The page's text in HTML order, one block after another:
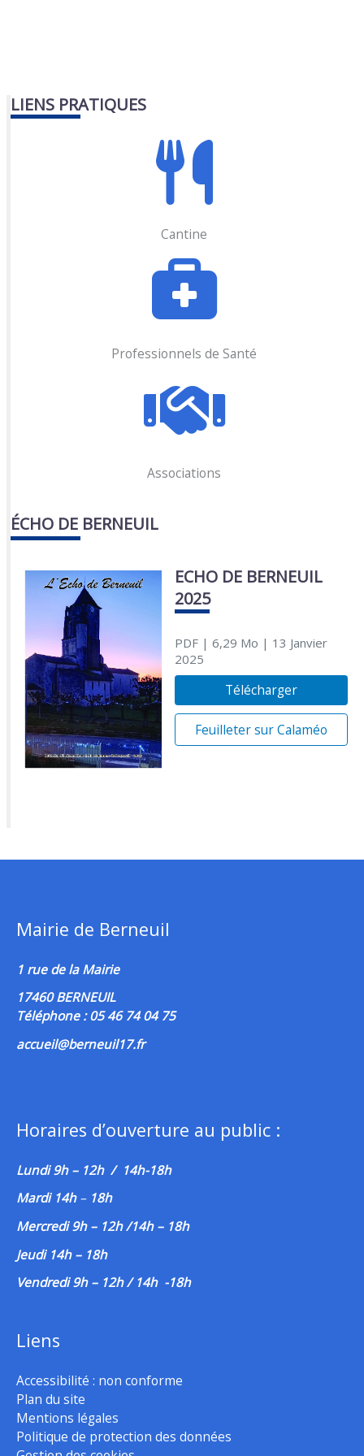
LIENS PRATIQUES
Cantine
Professionnels de Santé
Associations
ÉCHO DE BERNEUIL
ECHO DE BERNEUIL
2025
PDF| 6,29 Mo | 13 Janvier
2025
Télécharger
Feuilleter sur Calaméo
Mairie de Berneuil
1 rue de la Mairie
17460 BERNEUIL
Téléphone : 05 46 74 04 75
accueil@berneuil17.fr
Horaires d’ouverture au public :
Lundi 9h – 12h / 14h-18h
Mardi 14h– 18h
Mercredi 9h – 12h /14h – 18h
Jeudi 14h – 18h
Vendredi 9h – 12h / 14h -18h
Liens
Accessibilité : non conforme
Plan du site
Mentions légales
Politique de protection des données